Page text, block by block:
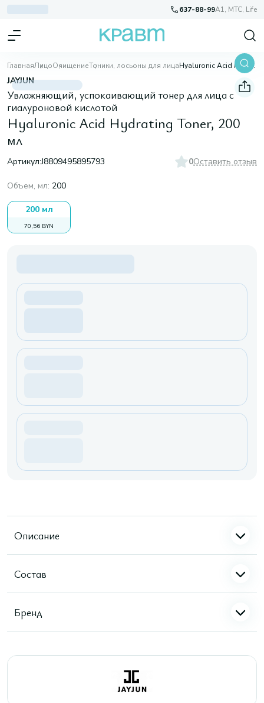
637-88-99A1, МТС, Life
ГлавнаяЛицоОчищениеТоники, лосьоны для лица Hyaluronic Acid Hydrating Toner, 200 мл
JAYJUN
Увлажняющий, успокаивающий тонер для лица с
гиалуроновой кислотой
Hyaluronic Acid Hydrating Toner, 200
мл
Артикул:J8809495895793 0Оставить отзыв
Объем, мл: 200
200 мл
70,56 BYN
Описание
Состав
Бренд